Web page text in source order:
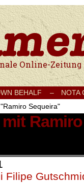
für Frieden,
BEHALF –
NOTA
Sequeira"
Filipe